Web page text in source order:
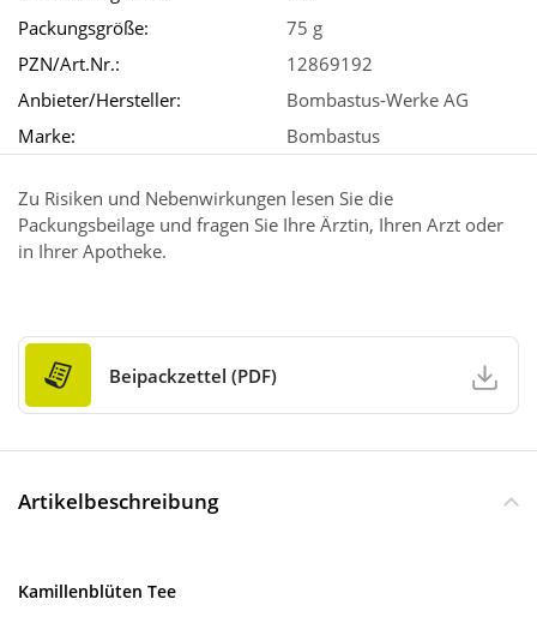
Packungsgröße:
75 g
PZN/Art.Nr.:
12869192
Anbieter/Hersteller:
Bombastus-Werke AG
Marke:
Bombastus
Zu Risiken und Nebenwirkungen lesen Sie die
Packungsbeilage und fragen Sie Ihre Ärztin, Ihren Arzt oder
in Ihrer Apotheke.
Beipackzettel (PDF)
Artikelbeschreibung
Kamillenblüten Tee